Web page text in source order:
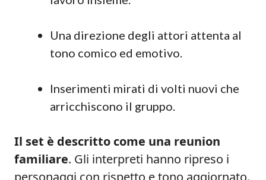
Una direzione degli attori attenta al
tono comico ed emotivo.
Inserimenti mirati di volti nuovi che
arricchiscono il gruppo.
Il set è descritto come una reunion
familiare. Gli interpreti hanno ripreso i
personaggi con rispetto e tono aggiornato.